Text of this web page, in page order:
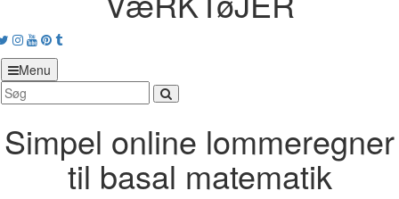
Twitter
Instagram
Youtube
Pinterest
tumblr
Menu
Simpel online lommeregner
til basal matematik